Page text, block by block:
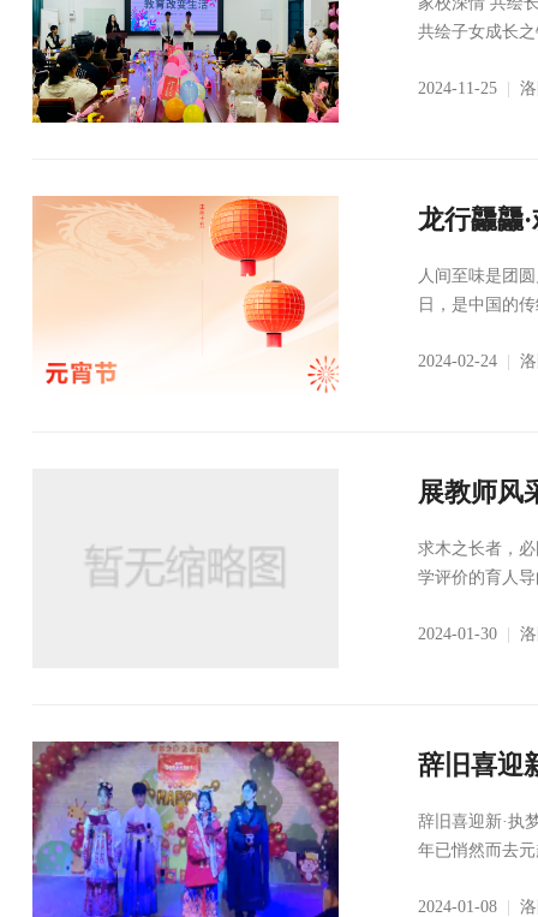
共绘子女成长
2024-11-25
龙行龘龘
人间至味是团
日，是中国的
2024-02-24
展教师风
求木之长者，
学评价的育人
2024-01-30
辞旧喜迎
辞旧喜迎新·执
年已悄然而去
2024-01-08